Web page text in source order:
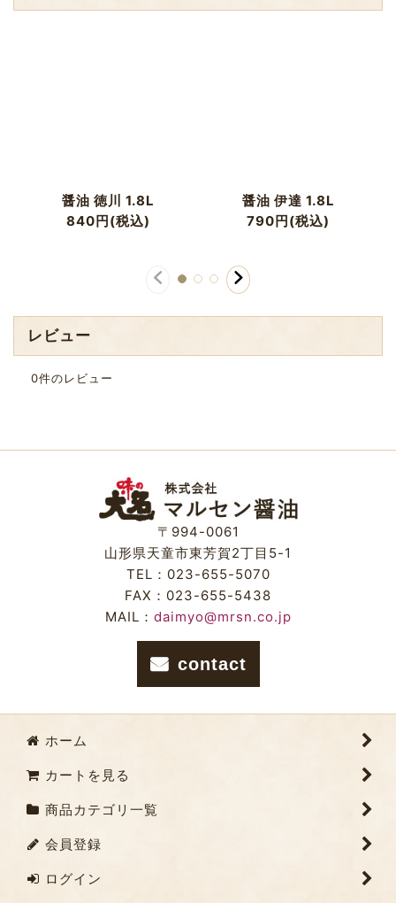
醤油 徳川 1.8L
840円(税込)
醤油 伊達 1.8L
790円(税込)
レビュー
0件のレビュー
〒994-0061
山形県天童市東芳賀2丁目5-1
TEL：023-655-5070
FAX：023-655-5438
MAIL： daimyo@mrsn.co.jp
contact
ホーム
カートを見る
商品カテゴリ一覧
会員登録
ログイン